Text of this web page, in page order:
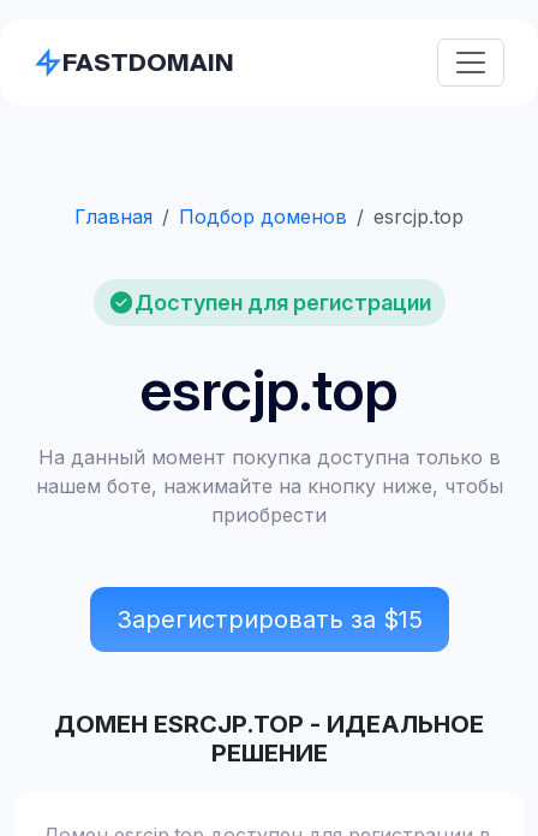
FASTDOMAIN
Главная Подбор доменов esrcjp.top
Доступен для регистрации
esrcjp.top
На данный момент покупка доступна только в
нашем боте, нажимайте на кнопку ниже, чтобы
приобрести
Зарегистрировать за $15
ДОМЕН ESRCJP.TOP - ИДЕАЛЬНОЕ
РЕШЕНИЕ